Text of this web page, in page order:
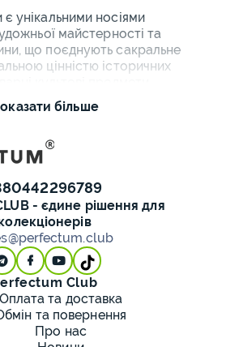
є унікальними носіями
майстерності та
що поєднують сакральне
цінністю історичних
релігійного життя, еволюції
традицій ремісничого
різноманіття
в каталозі платформи
священних та світських
медальйони, підвіски з
більше
- єдине рішення для
Club
Оплата та доставка
та повернення
Про нас